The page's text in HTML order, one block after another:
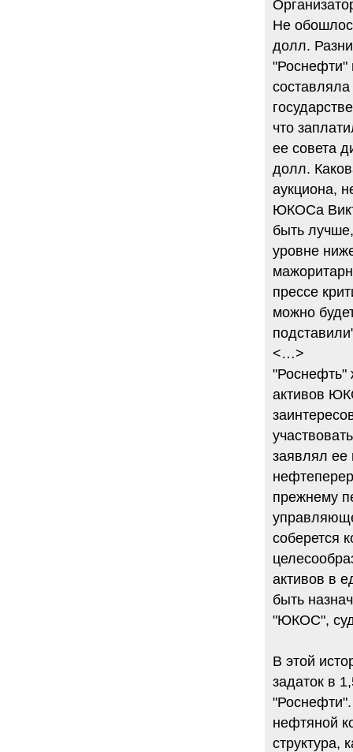
Не
долл.
"Роснефти"
что
ее совета
долл.
аукциона,
ЮКОСа
быть
уровне
прессе
можно
<…>
"Роснефть"
активов
заявлял ее
прежнему
соберется
активов в
быть
"ЮКОС",
В этой
задаток в
нефтяной
структура,